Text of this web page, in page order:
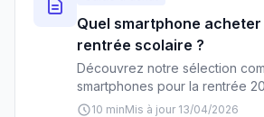
Quel smartphone acheter
rentrée scolaire ?
Découvrez notre sélection
smartphones pour la rentrée
étudiant aux modèles premium,
10 minMis à jour 13/04/2026